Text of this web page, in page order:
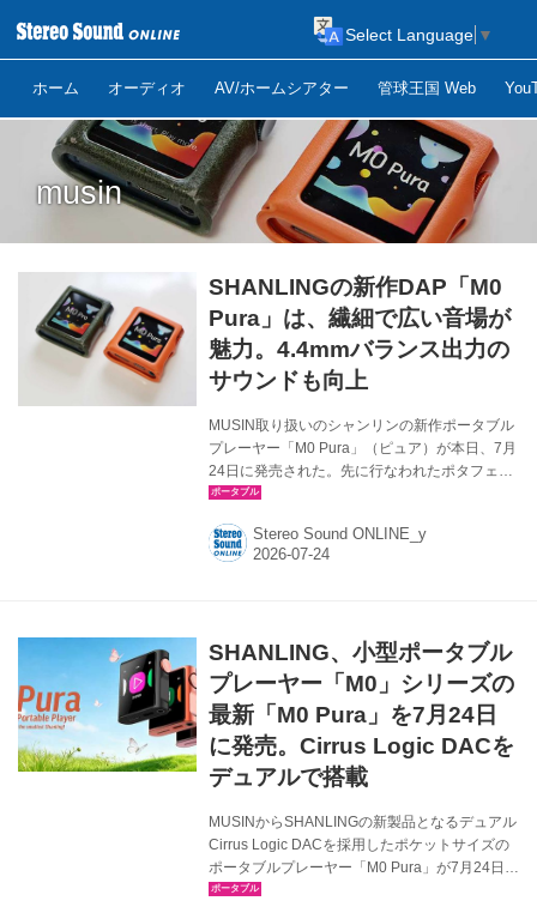
ホーム オーディオ AV/ホームシアター 管球王国 Web
Select Language ▼
musin
SHANLINGの新作DAP「M0
Pura」は、繊細で広い音場が
魅力。4.4mmバランス出力の
サウンドも向上
MUSIN取り扱いのシャンリンの新作ポータブル
プレーヤー「M0 Pura」（ピュア）が本日、7月
24日に発売された。先に行なわれたポタフェス
やヘッドフォン祭で参考展示されていたので、
製品を速攻でチェック。前モデル「M0 Pro」の
違いを主に紹介したい。 ●関連記事 さて、新製
バーがなくなった程度か。仕様面ではほかに、
DACがESSからCirrus Logicへ変更され（デュ
アル仕様は同じ）、アンバランス出力...
Stereo Sound ONLINE_y
SHANLING、小型ポータブル
プレーヤー「M0」シリーズの
最新「M0 Pura」を7月24日
に発売。Cirrus Logic DACを
デュアルで搭載
MUSINからSHANLINGの新製品となるデュアル
Cirrus Logic DACを採用したポケットサイズの
ポータブルプレーヤー「M0 Pura」が7月24日に
発売される。価格は￥23,760（税込）。 M0